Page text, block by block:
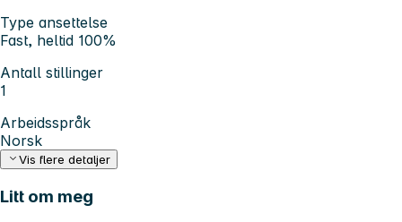
Type ansettelse
Fast, heltid 100%
Antall stillinger
1
Arbeidsspråk
Norsk
Vis flere detaljer
Litt om meg